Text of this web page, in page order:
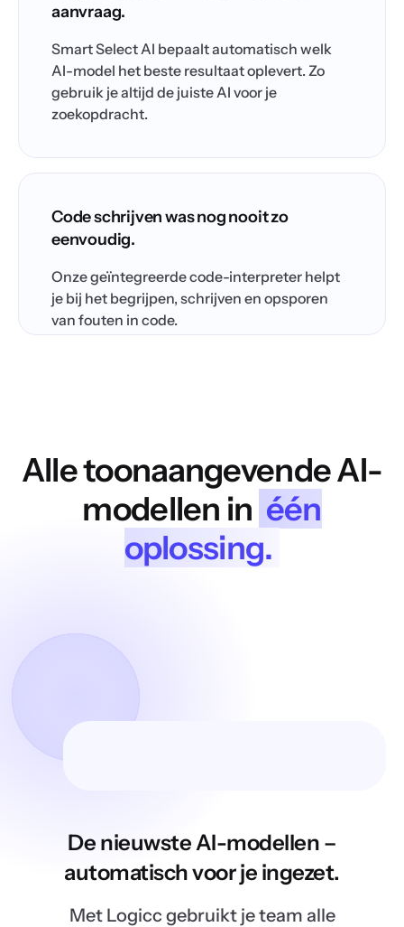
aanvraag.
Smart Select AI bepaalt automatisch welk
AI-model het beste resultaat oplevert. Zo
gebruik je altijd de juiste AI voor je
zoekopdracht.
Code schrijven was nog nooit zo
eenvoudig.
Onze geïntegreerde code-interpreter helpt
je bij het begrijpen, schrijven en opsporen
van fouten in code.
Alle toonaangevende AI-
modellen in één
oplossing.
De nieuwste AI-modellen –
automatisch voor je ingezet.
Met Logicc gebruikt je team alle